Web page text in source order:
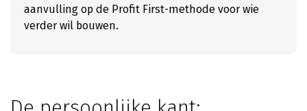
aanvulling op de Profit First-methode voor wie
verder wil bouwen.